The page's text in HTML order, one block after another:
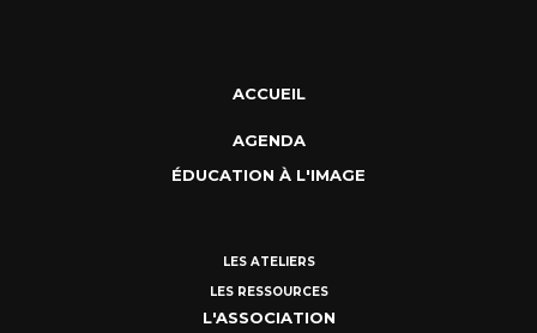
ACCUEIL
AGENDA
ÉDUCATION À L'IMAGE
LES ATELIERS
LES RESSOURCES
L'ASSOCIATION